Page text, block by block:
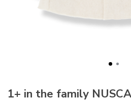
1+ in the family